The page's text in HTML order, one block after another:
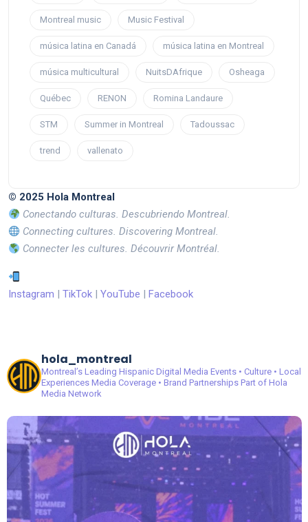
Montreal music Music Festival
música latina en Canadá música latina en Montreal
música multicultural NuitsDAfrique Osheaga
Québec RENON Romina Landaure
STM Summer in Montreal Tadoussac
trend vallenato
© 2025 Hola Montreal
Conectando culturas. Descubriendo Montreal.
Connecting cultures. Discovering Montreal.
Connecter les cultures. Découvrir Montréal.
Instagram | TikTok | YouTube | Facebook
hola_montreal
Montreal’s Leading Hispanic Digital Media Events • Culture • Local
ExperiencesMedia Coverage • Brand PartnershipsPart of Hola
Media Network